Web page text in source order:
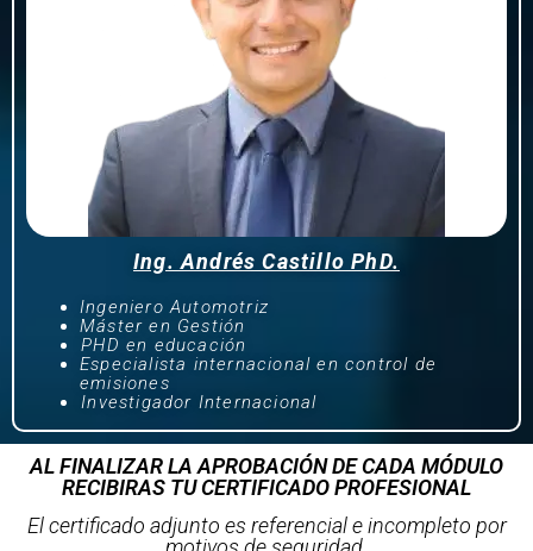
Ing. Andrés Castillo PhD.
Ingeniero Automotriz
Máster en Gestión
⁠PHD en educación
Especialista internacional en control de
emisiones
⁠Investigador Internacional
AL FINALIZAR LA APROBACIÓN DE CADA MÓDULO
RECIBIRAS TU CERTIFICADO PROFESIONAL
El certificado adjunto es referencial e incompleto por